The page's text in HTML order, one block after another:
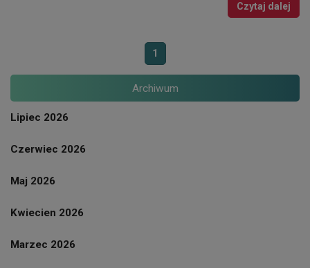
Czytaj dalej
1
Archiwum
Lipiec 2026
Czerwiec 2026
Maj 2026
Kwiecien 2026
Marzec 2026